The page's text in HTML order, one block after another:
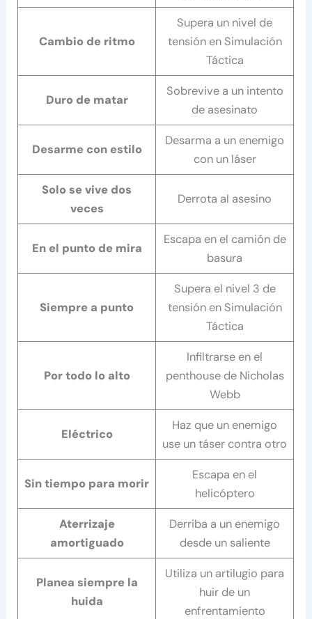
Cambio de ritmo
Supera un nivel de
tensión en Simulación
Táctica
Duro de matar
Sobrevive a un intento
de asesinato
Desarme con estilo
Desarma a un enemigo
con un láser
Solo se vive dos
veces
Derrota al asesino
En el punto de mira
Escapa en el camión de
basura
Siempre a punto
Supera el nivel 3 de
tensión en Simulación
Táctica
Por todo lo alto
Infiltrarse en el
penthouse de Nicholas
Webb
Eléctrico
Haz que un enemigo
use un táser contra otro
Sin tiempo para morir
Escapa en el
helicóptero
Aterrizaje
amortiguado
Derriba a un enemigo
desde un saliente
Planea siempre la
huida
Utiliza un artilugio para
huir de un
enfrentamiento